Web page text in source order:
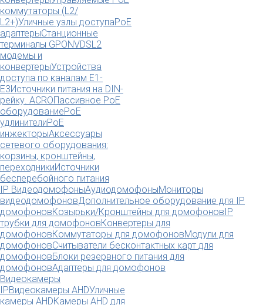
коммутаторы (L2/
L2+)Уличные узлы доступаPoE
адаптерыСтанционные
терминалы GPONVDSL2
модемы и
конвертерыУстройства
доступа по каналам E1-
E3Источники питания на DIN-
рейку. ACROПассивное PoE
оборудованиеPoE
удлинителиPoE
инжекторыАксессуары
сетевого оборудования:
корзины, кронштейны,
переходникиИсточники
бесперебойного питания
IP ВидеодомофоныАудиодомофоныМониторы
видеодомофоновДополнительное оборудование для IP
домофоновКозырьки/Кронштейны для домофоновIP
трубки для домофоновКонвертеры для
домофоновКоммутаторы для домофоновМодули для
домофоновСчитыватели бесконтактных карт для
домофоновБлоки резервного питания для
домофоновАдаптеры для домофонов
Видеокамеры
IPВидеокамеры AHDУличные
камеры AHDКамеры AHD для